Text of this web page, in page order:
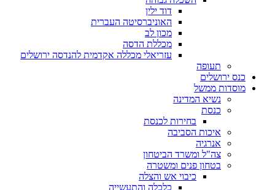
דוד ילין
האוניברסיטה העברית
מכון לב
מכללת הדסה
עזריאלי מכללה אקדמית להנדסה ירושלים
תעופה
כנס ירושלים
מוסדות ממשל
נשיא המדינה
כנסת
בחירות לכנסת
איכות הסביבה
אנרגיה
צה"ל ומשרד הביטחון
בטחון פנים ומשטרה
כיבוי אש והצלה
כלכלה והתעשייה